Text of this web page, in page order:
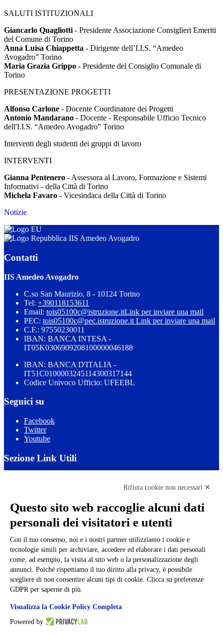
SALUTI ISTITUZIONALI
Giancarlo Quagliotti - Presidente Associazione Consiglieri Emeriti
del Comune di Torino
Anna Luisa Chiappetta - Dirigente dell’I.I.S. “Amedeo
Avogadro” Torino
Maria Grazia Grippo - Presidente del Consiglio Comunale di
Torino
PRESENTAZIONE PROGETTI
Alfonso Carlone - Docente Coordinatore dei Progetti
Antonio Mandarano - Docente - Responsabile Ufficio Tecnico
dell'I.I.S. “Amedeo Avogadro” Torino
Interventi degli studenti dei gruppi di lavoro
INTERVENTI
Gianna Pentenero - Assessora al Lavoro, Formazione e Sistemi
Informativi - della Città di Torino
Michela Favaro - Vicesindaca della Città di Torino
Notizie
IIS Amedeo Avogadro
Contatti
IIS Amedeo Avogadro
C.so San Maurizio, 8 - 10124 Torino
Tel: +390118153611
Email: tois05100c@istruzione.itLink per inviare una mail
PEC: tois05100c@pec.istruzione.it Link per inviare una mail
C.F.: 97550230011
IBAN: BANCA INTESA -
IT05K0306909208100000046188
IBAN: BANCA D'ITALIA -
IT51C0100003245114300317144
Codice Univoco Ufficio: UFEEBL
Seguici su
Facebook
Twitter
Youtube
Sezione Link Utili
Ufficio Relazioni con il Pubblico
Dichiarazione di accessibilità
Obiettivi di accessibilità
Gestione consensi cookie
Amministrazione trasparente
Pagina visualizzata
1314 volte
Sezione Copyright
Copyright 2026 | Engineered and powered by Gruppo Spaggiari
Parma S.p.A. | Divisione Publishing & New Social Media
Rifiuta cookie non necessari ✕
Questo sito web raccoglie alcuni dati
personali dei visitatori e utenti
Con il tuo consenso, noi e i nostri partner utilizziamo i cookie e
tecnologie simili per archiviare, accedere ed elaborare i dati personali
come, ad esempio, la visita al sito web o la personalizzazione degli
annunci. Poiché rispettiamo il tuo diritto alla privacy, è possibile
scegliere di non consentire alcuni tipi di cookie. Clicca su preferenze
GDPR per saperne di più.
Visualizza la Cookie Policy Completa
Powered by